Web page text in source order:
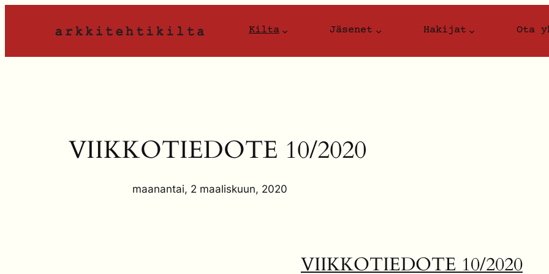
Kilta Jäsenet Hakijat Ota
VIIKKOTIEDOTE 10/2020
maanantai, 2 maaliskuun, 2020
VIIKKOTIEDOTE 10/2020